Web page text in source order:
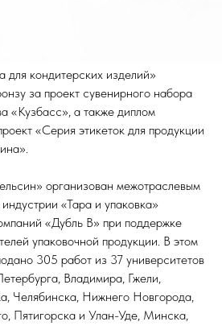
для кондитерских изделий»
за проект сувенирного набора
«Кузбасс», а также диплом
«Серия этикеток для продукции
организован межотраслевым
«Тара и упаковка»
«Дубль В» при поддержке
упаковочной продукции. В этом
305 работ из 37 университетов
Владимира, Гжели,
Челябинска, Нижнего Новгорода,
Пятигорска и Улан-Уде, Минска,